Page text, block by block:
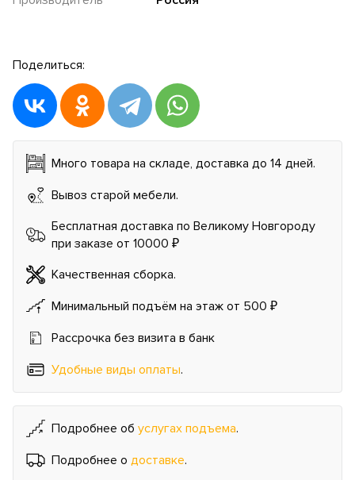
Поделиться:
Много товара на складе, доставка до 14 дней.
Вывоз старой мебели.
Бесплатная доставка по Великому Новгороду
при заказе от 10000 ₽
Качественная сборка.
Минимальный подъём на этаж от 500 ₽
Рассрочка без визита в банк
Удобные виды оплаты.
Подробнее об услугах подъема.
Подробнее о доставке.